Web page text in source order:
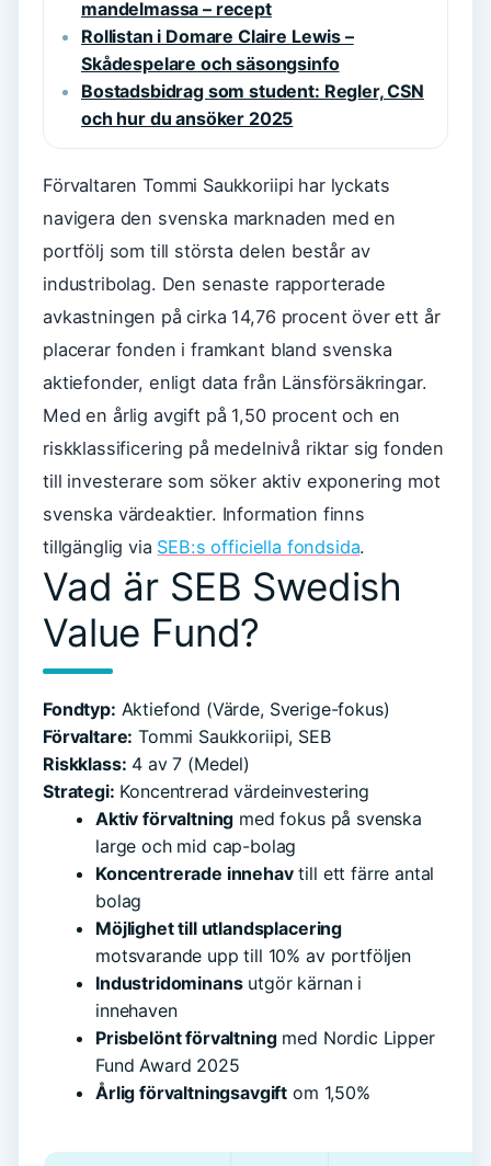
mandelmassa – recept
Rollistan i Domare Claire Lewis –
Skådespelare och säsongsinfo
Bostadsbidrag som student: Regler, CSN
och hur du ansöker 2025
Förvaltaren Tommi Saukkoriipi har lyckats
navigera den svenska marknaden med en
portfölj som till största delen består av
industribolag. Den senaste rapporterade
avkastningen på cirka 14,76 procent över ett år
placerar fonden i framkant bland svenska
aktiefonder, enligt data från Länsförsäkringar.
Med en årlig avgift på 1,50 procent och en
riskklassificering på medelnivå riktar sig fonden
till investerare som söker aktiv exponering mot
svenska värdeaktier. Information finns
tillgänglig via SEB:s officiella fondsida.
Vad är SEB Swedish
Value Fund?
Fondtyp: Aktiefond (Värde, Sverige-fokus)
Förvaltare: Tommi Saukkoriipi, SEB
Riskklass: 4 av 7 (Medel)
Strategi: Koncentrerad värdeinvestering
Aktiv förvaltning med fokus på svenska
large och mid cap-bolag
Koncentrerade innehavtill ett färre antal
bolag
Möjlighet till utlandsplacering
motsvarande upp till 10% av portföljen
Industridominansutgör kärnan i
innehaven
Prisbelönt förvaltningmed Nordic Lipper
Fund Award 2025
Årlig förvaltningsavgift om 1,50%